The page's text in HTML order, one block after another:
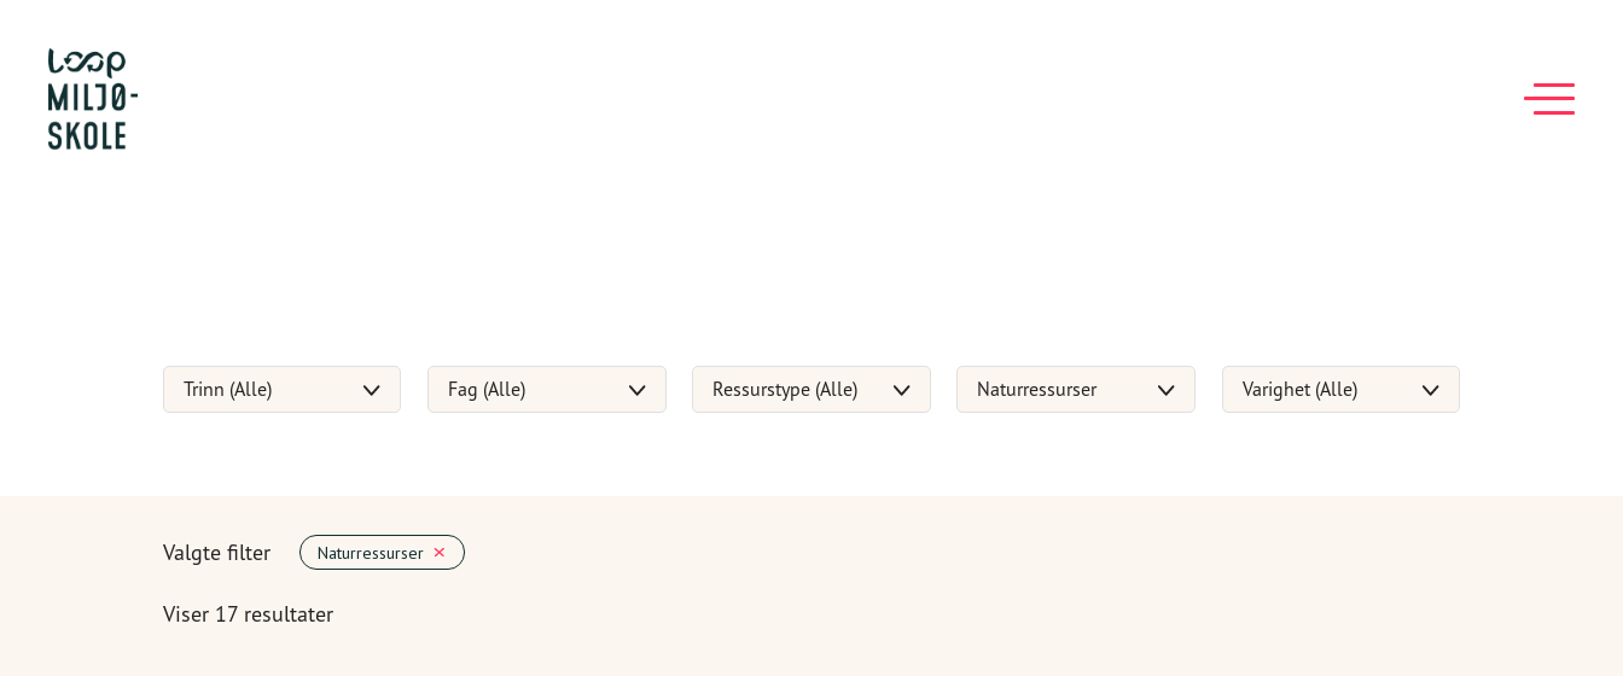
Trinn (Alle) Fag (Alle) Ressurstype (Alle) Naturressurser Varighet (Alle)
Valgte filter Naturressurser
Viser 17 resultater